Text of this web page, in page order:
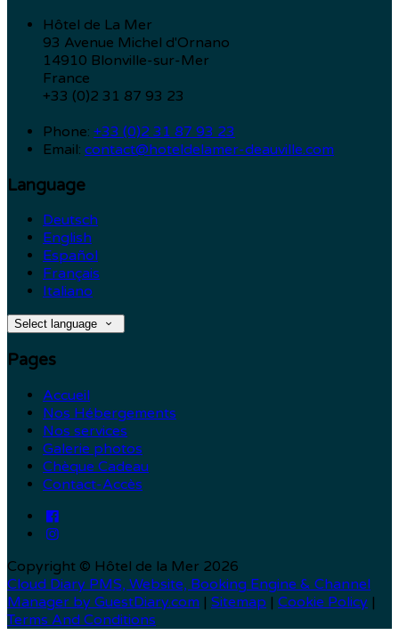
Hôtel de La Mer
93 Avenue Michel d'Ornano
14910 Blonville-sur-Mer
France
+33 (0)2 31 87 93 23
Phone: +33 (0)2 31 87 93 23
Email: contact@hoteldelamer-deauville.com
Language
Deutsch
English
Español
Français
Italiano
Select language
Pages
Accueil
Nos Hébergements
Nos services
Galerie photos
Chèque Cadeau
Contact-Accès
Copyright © Hôtel de la Mer 2026
Cloud Diary PMS, Website, Booking Engine & Channel
Manager by GuestDiary.com | Sitemap | Cookie Policy |
Terms And Conditions